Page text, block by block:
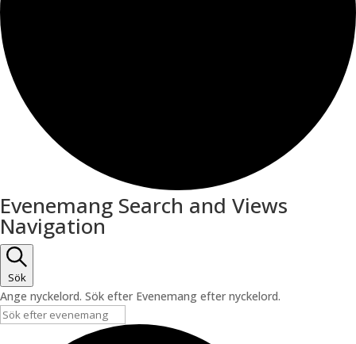
Evenemang
Evenemang Search and Views
Navigation
Sök
Ange nyckelord. Sök efter Evenemang efter nyckelord.